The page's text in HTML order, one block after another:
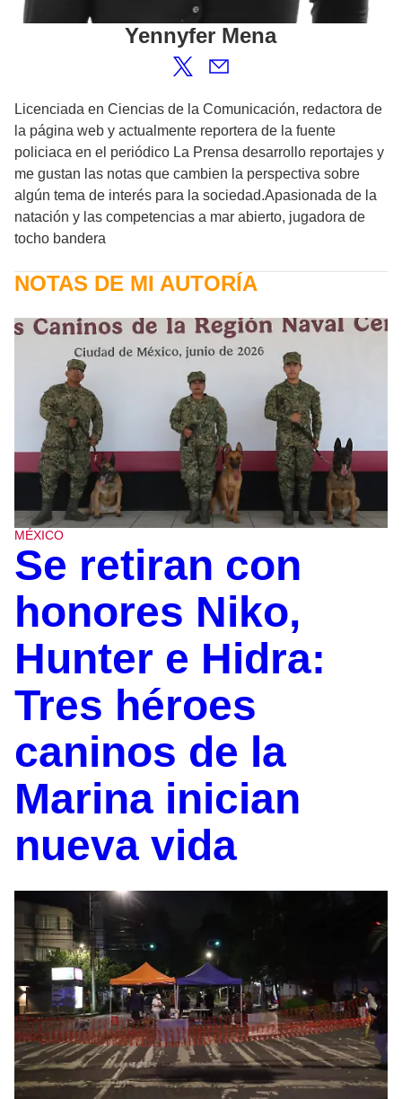
Yennyfer Mena
Licenciada en Ciencias de la Comunicación, redactora de
la página web y actualmente reportera de la fuente
policiaca en el periódico La Prensa desarrollo reportajes y
me gustan las notas que cambien la perspectiva sobre
algún tema de interés para la sociedad.Apasionada de la
natación y las competencias a mar abierto, jugadora de
tocho bandera
NOTAS DE MI AUTORÍA
MÉXICO
Se retiran con
honores Niko,
Hunter e Hidra:
Tres héroes
caninos de la
Marina inician
nueva vida